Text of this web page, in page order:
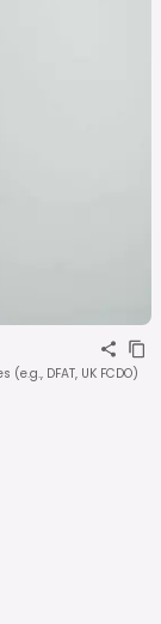
DFAT, UK FCDO)